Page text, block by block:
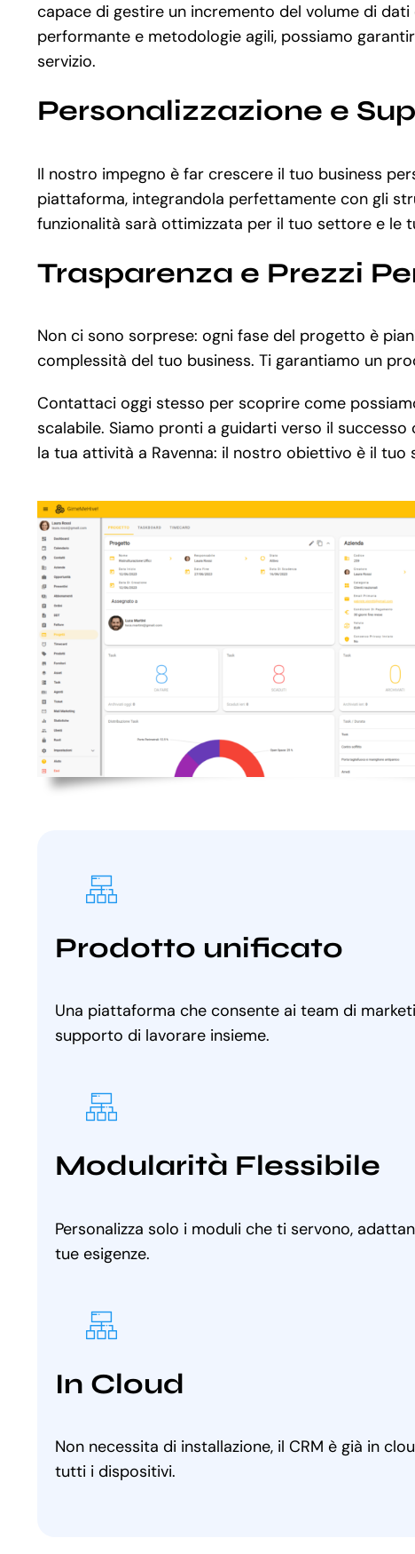
capace di gestire un incremento del volume di
performante e metodologie agili, possiamo
servizio.
Personalizzazione e
Il nostro impegno è far crescere il tuo business
piattaforma, integrandola perfettamente con gli
funzionalità sarà ottimizzata per il tuo settore e le
Trasparenza e Prezzi
Non ci sono sorprese: ogni fase del progetto è
complessità del tuo business. Ti garantiamo un
Contattaci oggi stesso per scoprire come
scalabile. Siamo pronti a guidarti verso il
la tua attività a Ravenna: il nostro obiettivo è il tuo
Prodotto unificato
Una piattaforma che consente ai team di
supporto di lavorare insieme.
Modularità Flessibile
Personalizza solo i moduli che ti servono,
tue esigenze.
In Cloud
Non necessita di installazione, il CRM è già in
tutti i dispositivi.